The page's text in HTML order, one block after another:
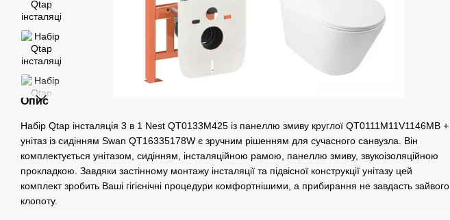
Опис
Набір Qtap інсталяція 3 в 1 Nest QT0133M425 із панеллю змиву круглої QT0111M11V1146MB +
унітаз із сидінням Swan QT16335178W є зручним рішенням для сучасного санвузла. Він
комплектується унітазом, сидінням, інсталяційною рамою, панеллю змиву, звукоізоляційною
прокладкою. Завдяки застінному монтажу інсталяції та підвісної конструкції унітазу цей
комплект зробить Ваші гігієнічні процедури комфортнішими, а прибирання не завдасть зайвого
клопоту.